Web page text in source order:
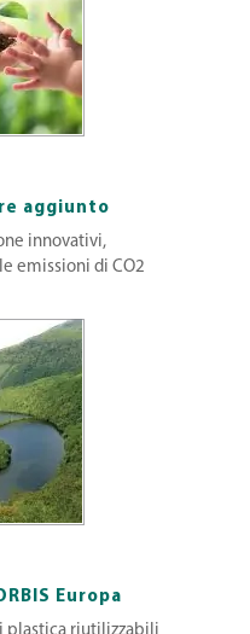
aggiunto
innovativi,
emissioni di CO2
Europa